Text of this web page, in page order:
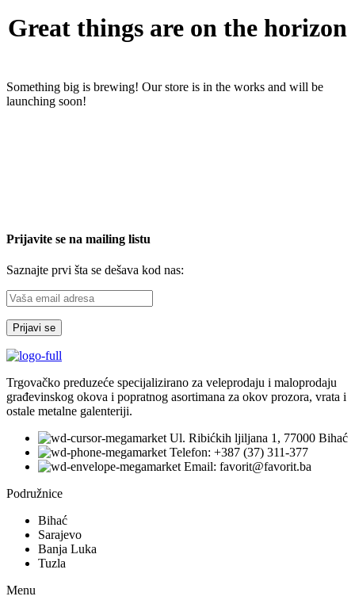
Great things are on the horizon
Something big is brewing! Our store is in the works and will be
launching soon!
Prijavite se na mailing listu
Saznajte prvi šta se dešava kod nas:
Trgovačko preduzeće specijalizirano za veleprodaju i maloprodaju
građevinskog okova i popratnog asortimana za okov prozora, vrata i
ostale metalne galenteriji.
Ul. Ribićkih ljiljana 1, 77000 Bihać
Telefon: +387 (37) 311-377
Email: favorit@favorit.ba
Podružnice
Bihać
Sarajevo
Banja Luka
Tuzla
Menu